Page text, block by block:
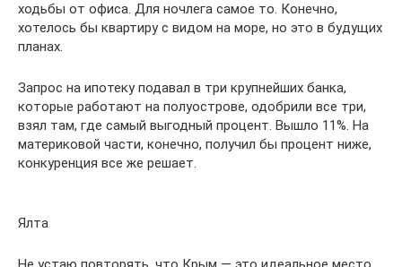
ходьбы от офиса. Для ночлега самое то. Конечно,
хотелось бы квартиру с видом на море, но это в будущих
планах.
Запрос на ипотеку подавал в три крупнейших банка,
которые работают на полуострове, одобрили все три,
взял там, где самый выгодный процент. Вышло 11%. На
материковой части, конечно, получил бы процент ниже,
конкуренция все же решает.
Ялта